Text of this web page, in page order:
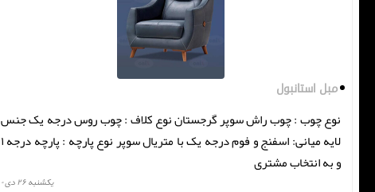
مبل استانبول
نوع چوب : چوب راش سوپر گرجستان نوع کلاف : چوب روس درجه یک جنس
لایه میانی: اسفنج و فوم درجه یک با متریال سوپر نوع پارچه : پارچه درجه ۱
و به انتخاب مشتری
يكشنبه ۲۶ دی ۰